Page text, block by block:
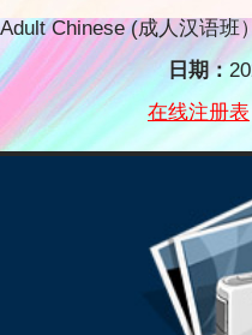
Adult Chinese (成人汉语班
日期：
在线注册表